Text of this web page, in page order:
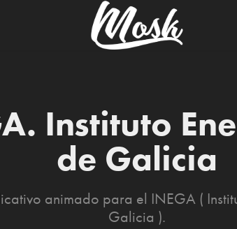
Instituto
de Galicia
animado para el INEGA (
Galicia ).